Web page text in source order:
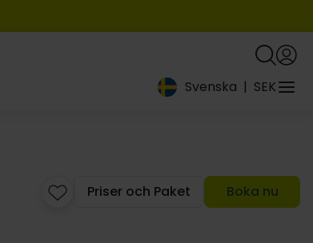
Svenska | SEK
Priser och Paket
Boka nu